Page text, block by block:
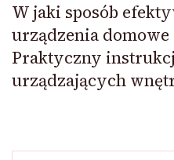
W jaki sposób
urządzenia domowe
Praktyczny
urządzających